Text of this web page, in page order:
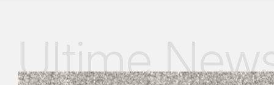
Ultime